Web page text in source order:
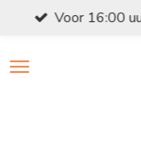
naar
Voor 16:00